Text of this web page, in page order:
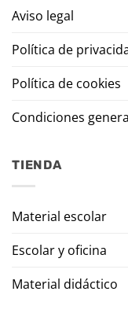
Aviso legal
Política de
Política de cookies
Condiciones
TIENDA
Material escolar
Escolar y oficina
Material didáctico